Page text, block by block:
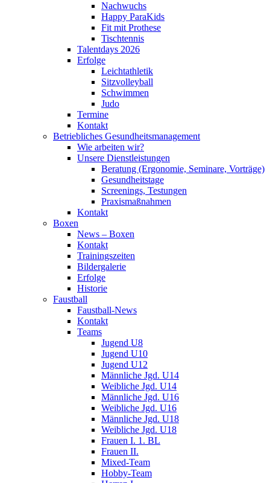
Nachwuchs
Happy ParaKids
Fit mit Prothese
Tischtennis
Talentdays 2026
Erfolge
Leichtathletik
Sitzvolleyball
Schwimmen
Judo
Termine
Kontakt
Betriebliches Gesundheits­management
Wie arbeiten wir?
Unsere Dienstleistungen
Beratung (Ergonomie, Seminare, Vorträge)
Gesundheitstage
Screenings, Testungen
Praxismaßnahmen
Kontakt
Boxen
News – Boxen
Kontakt
Trainingszeiten
Bildergalerie
Erfolge
Historie
Faustball
Faustball-News
Kontakt
Teams
Jugend U8
Jugend U10
Jugend U12
Männliche Jgd. U14
Weibliche Jgd. U14
Männliche Jgd. U16
Weibliche Jgd. U16
Männliche Jgd. U18
Weibliche Jgd. U18
Frauen I. 1. BL
Frauen II.
Mixed-Team
Hobby-Team